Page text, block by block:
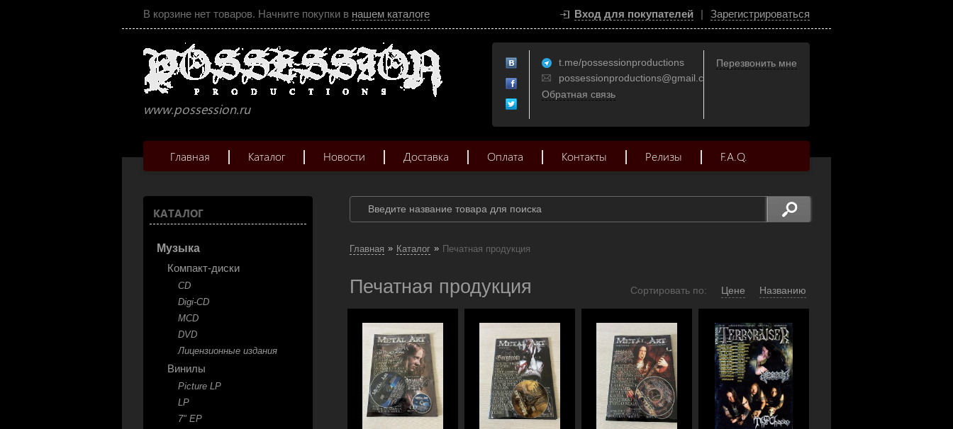
В корзине нет товаров. Начните покупки в нашем каталоге Вход для покупателей | Зарегистрироваться
www.possession.ru
t.me/possessionproductions
possessionproductions@gmail.com
Обратная связь
Перезвонить мне
Главная Каталог Новости Доставка Оплата Контакты Релизы F.A.Q.
КАТАЛОГ
Музыка
Компакт-диски
CD
Digi-CD
MCD
DVD
Лицензионные издания
Винилы
Picture LP
LP
7" EP
Главная » Каталог » Печатная продукция
Печатная продукция Названию
Цене
Сортировать по: